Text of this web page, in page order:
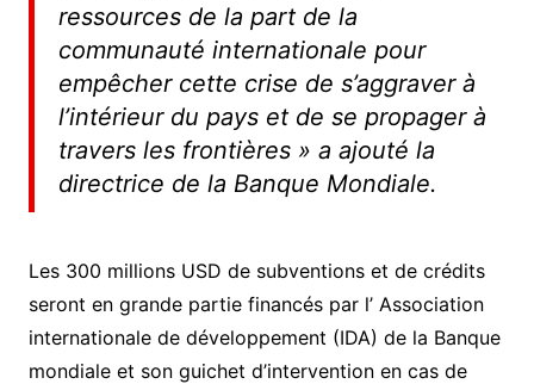
ressources de la part de la
communauté internationale pour
empêcher cette crise de s’aggraver à
l’intérieur du pays et de se propager à
travers les frontières» a ajouté la
directrice de la Banque Mondiale.
Les 300 millions USD de subventions et de crédits
seront en grande partie financés par l’ Association
internationale de développement (IDA) de la Banque
mondiale et son guichet d’intervention en cas de